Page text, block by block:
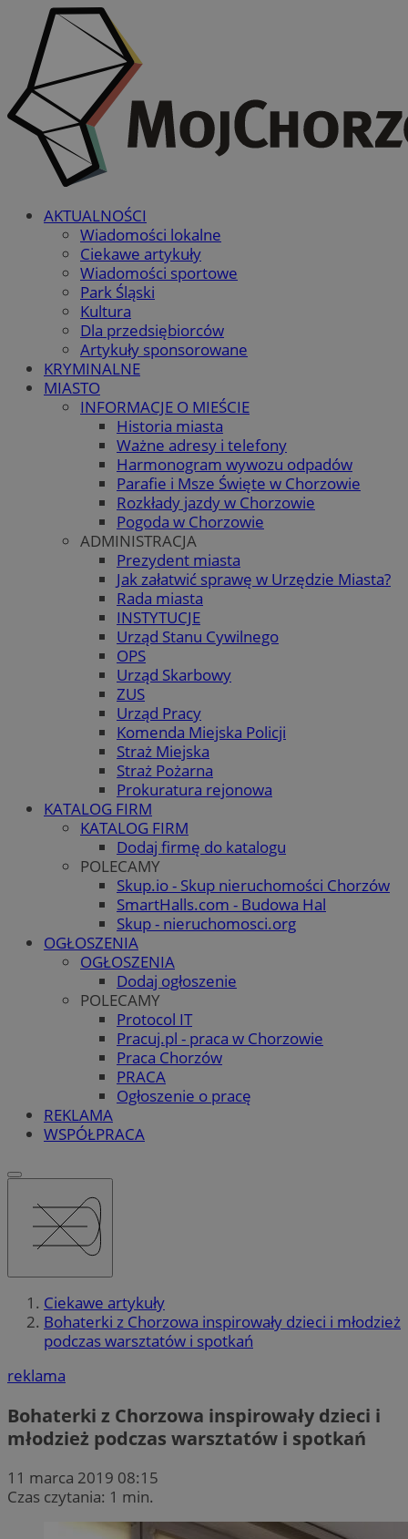
AKTUALNOŚCI
Wiadomości lokalne
Ciekawe artykuły
Wiadomości sportowe
Park Śląski
Kultura
Dla przedsiębiorców
Artykuły sponsorowane
KRYMINALNE
MIASTO
INFORMACJE O MIEŚCIE
Historia miasta
Ważne adresy i telefony
Harmonogram wywozu odpadów
Parafie i Msze Święte w Chorzowie
Rozkłady jazdy w Chorzowie
Pogoda w Chorzowie
ADMINISTRACJA
Prezydent miasta
Jak załatwić sprawę w Urzędzie Miasta?
Rada miasta
INSTYTUCJE
Urząd Stanu Cywilnego
OPS
Urząd Skarbowy
ZUS
Urząd Pracy
Komenda Miejska Policji
Straż Miejska
Straż Pożarna
Prokuratura rejonowa
KATALOG FIRM
KATALOG FIRM
Dodaj firmę do katalogu
POLECAMY
Skup.io - Skup nieruchomości Chorzów
SmartHalls.com - Budowa Hal
Skup - nieruchomosci.org
OGŁOSZENIA
OGŁOSZENIA
Dodaj ogłoszenie
POLECAMY
Protocol IT
Pracuj.pl - praca w Chorzowie
Praca Chorzów
PRACA
Ogłoszenie o pracę
REKLAMA
WSPÓŁPRACA
Ciekawe artykuły
Bohaterki z Chorzowa inspirowały dzieci i młodzież
podczas warsztatów i spotkań
reklama
Bohaterki z Chorzowa inspirowały dzieci i
młodzież podczas warsztatów i spotkań
11 marca 2019 08:15
Czas czytania: 1 min.